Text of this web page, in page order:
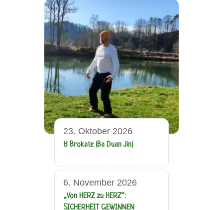
23. Oktober 2026
8 Brokate (Ba Duan Jin)
6. November 2026
„Von HERZ zu HERZ“:
SICHERHEIT GEWINNEN